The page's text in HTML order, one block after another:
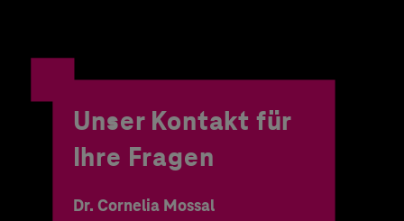
Unser Kontakt für
Ihre Fragen
Dr. Cornelia Mossal